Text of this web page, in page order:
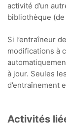
activité d’un
bibliothèque
Si l’entraîneur
modifications à
à jour. Seules
d’entraînement
Activités